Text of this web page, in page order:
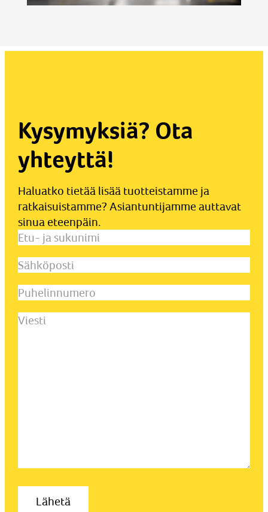
Kysymyksiä? Ota
yhteyttä!
Haluatko tietää lisää tuotteistamme ja
ratkaisuistamme? Asiantuntijamme auttavat
sinua eteenpäin.
Etu-
sukunimi(Pakollinen)
Sähköposti
Puhelinnumero
Viesti